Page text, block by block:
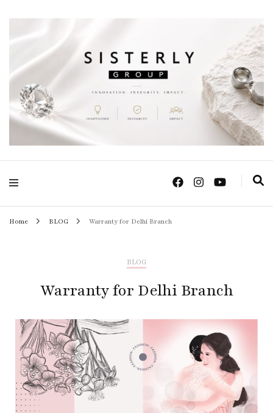
Sisterly Group
Thailand
Positive Power Jewelry แหวนแต่งงาน เครื่องประดับผู้หญิง จิวเวลรี จันทบุรี
Home BLOG Warranty for Delhi Branch
BLOG
Warranty for Delhi Branch